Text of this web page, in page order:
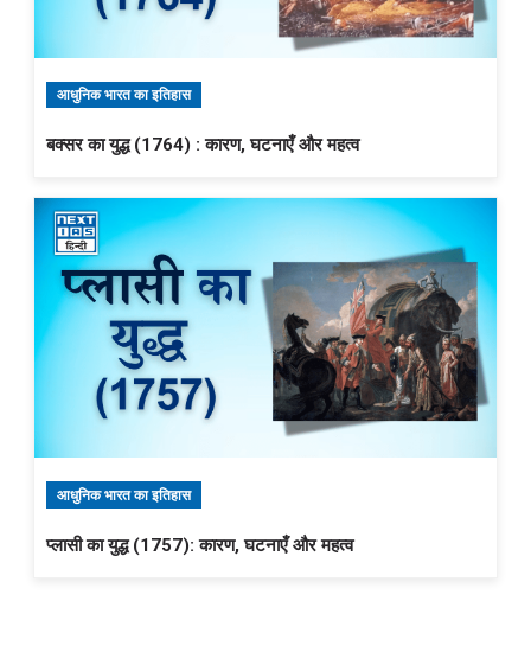
आधुनिक भारत का इतिहास
बक्सर का युद्ध (1764) : कारण, घटनाएँ और महत्व
आधुनिक भारत का इतिहास
प्लासी का युद्ध (1757): कारण, घटनाएँ और महत्व